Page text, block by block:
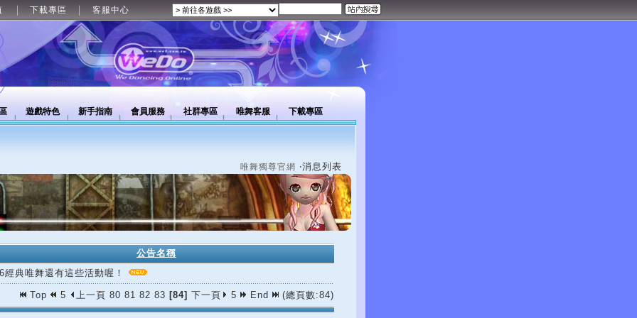
下載專區 客服中心
遊戲特色 新手指南 會員服務 社群專區 唯舞客服 下載專區
唯舞獨尊官網 ‧消息列表
公告名稱
經典唯舞還有這些活動喔！
Top 5 上一頁 80 81 82 83 [84] 下一頁 5 End (總頁數:84)